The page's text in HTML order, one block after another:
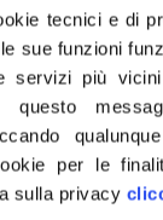
tecnici e di
sue funzioni
servizi più
questo
per le
sulla privacy